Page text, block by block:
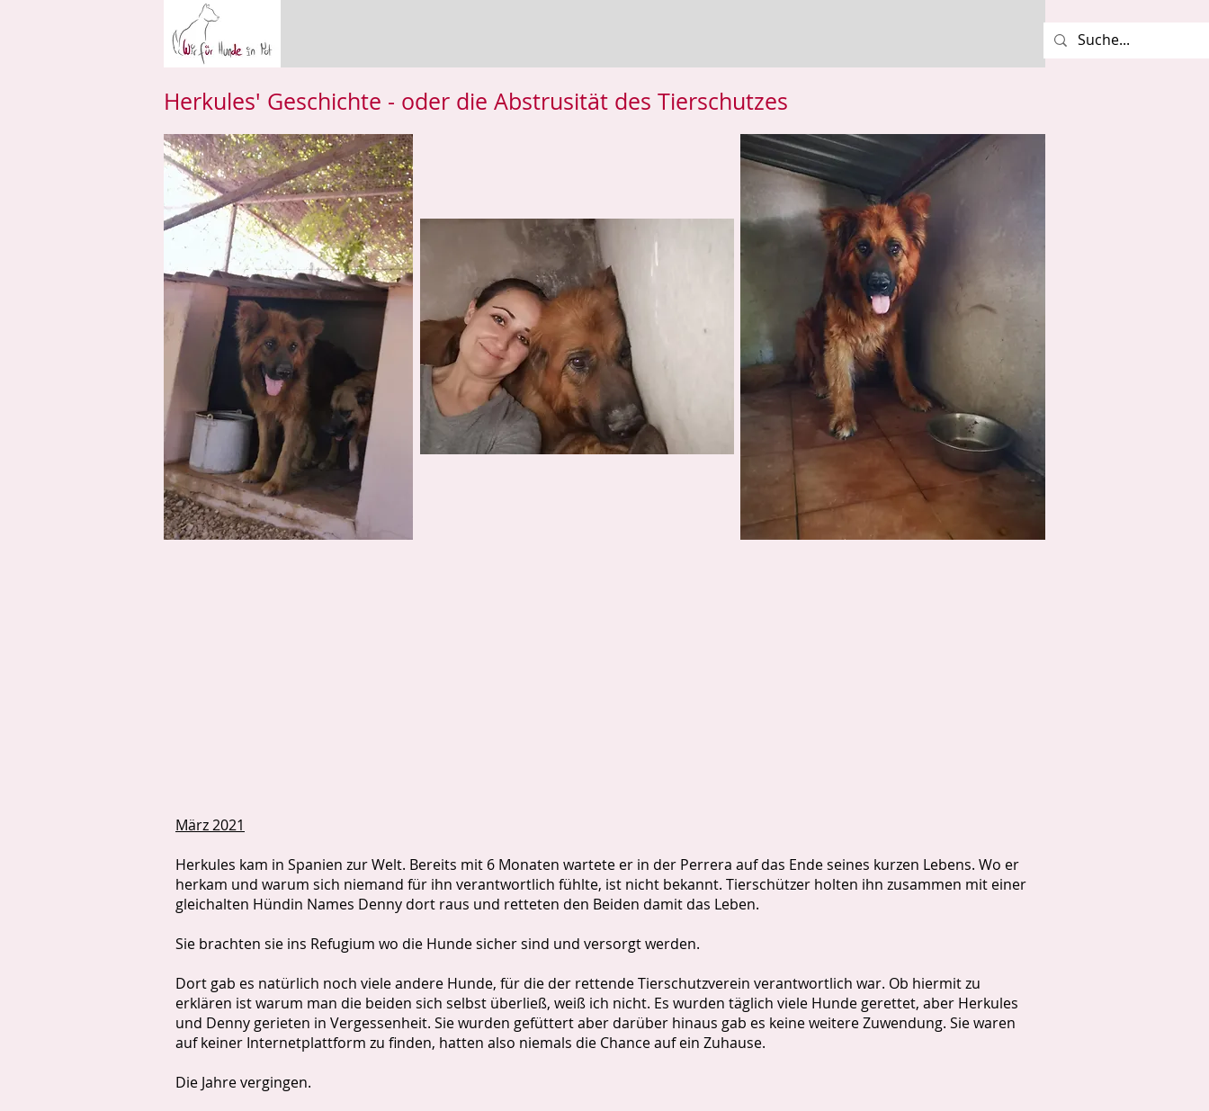
Herkules' Geschichte - oder die Abstrusität des Tierschutzes
März 2021
Herkules kam in Spanien zur Welt. Bereits mit 6 Monaten wartete er in der Perrera auf das Ende seines kurzen Lebens. Wo er
herkam und warum sich niemand für ihn verantwortlich fühlte, ist nicht bekannt. Tierschützer holten ihn zusammen mit einer
gleichalten Hündin Names Denny dort raus und retteten den Beiden damit das Leben.
Sie brachten sie ins Refugium wo die Hunde sicher sind und versorgt werden.
Dort gab es natürlich noch viele andere Hunde, für die der rettende Tierschutzverein verantwortlich war. Ob hiermit zu
erklären ist warum man die beiden sich selbst überließ, weiß ich nicht. Es wurden täglich viele Hunde gerettet, aber Herkules
und Denny gerieten in Vergessenheit. Sie wurden gefüttert aber darüber hinaus gab es keine weitere Zuwendung. Sie waren
auf keiner Internetplattform zu finden, hatten also niemals die Chance auf ein Zuhause.
Die Jahre vergingen.